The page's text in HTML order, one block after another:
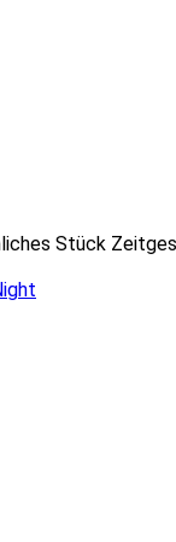
Stück